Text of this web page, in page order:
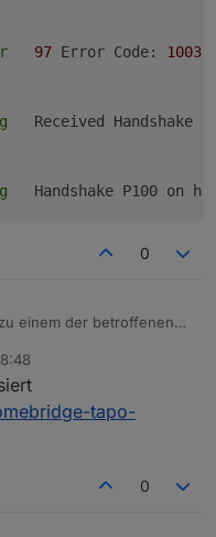
97 Error Code: 1003
Received Handshake
Handshake P100 on
Constructing P100
	info	Init device
8022
0
einem der betroffenen
initResult
error	52 - Get
tapo-
0